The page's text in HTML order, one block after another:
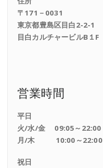
〒171－0031
東京都豊島区目白2-2-1
目白カルチャービルB１F
営業時間
平日
火/水/金 09:05～22:00
月/木 10:00～22:00
祝日